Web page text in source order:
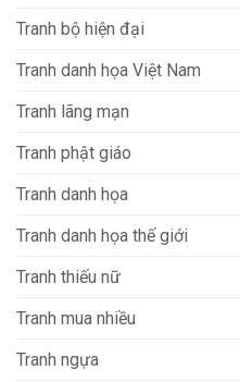
Tranh bộ hiện đại
Tranh danh họa Việt Nam
Tranh lãng mạn
Tranh phật giáo
Tranh danh họa
Tranh danh họa thế giới
Tranh thiếu nữ
Tranh mua nhiều
Tranh ngựa